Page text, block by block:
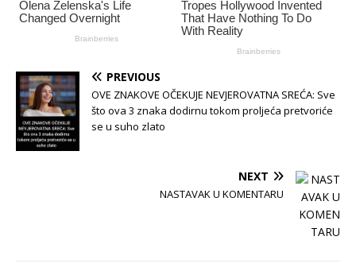
PREVIOUS
OVE ZNAKOVE OČEKUJE NEVJEROVATNA SREĆA: Sve
što ova 3 znaka dodirnu tokom proljeća pretvoriće
se u suho zlato
NEXT
NASTAVAK U KOMENTARU